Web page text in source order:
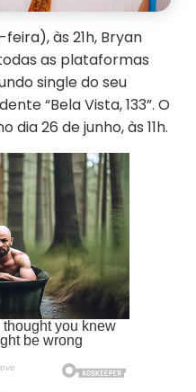
às 21h, Bryan
as plataformas
single do seu
“Bela Vista, 133”. O
dia 26 de junho, às 11h.